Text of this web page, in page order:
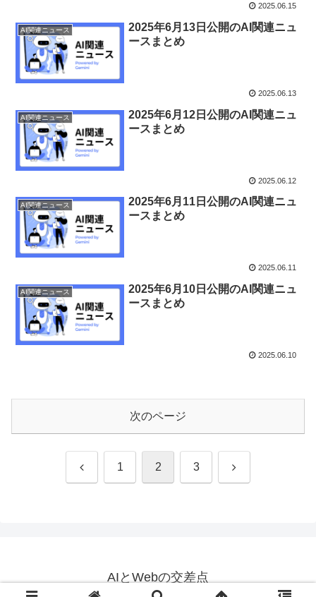
2025.06.15
AI関連ニュース
2025年6月13日公開のAI関連ニュ
ースまとめ
2025.06.13
AI関連ニュース
2025年6月12日公開のAI関連ニュ
ースまとめ
2025.06.12
AI関連ニュース
2025年6月11日公開のAI関連ニュ
ースまとめ
2025.06.11
AI関連ニュース
2025年6月10日公開のAI関連ニュ
ースまとめ
2025.06.10
次のページ
前 1 2 3 次
AIとWebの交差点